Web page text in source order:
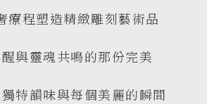
療程塑造精緻雕刻藝術品
與靈魂共鳴的那份完美
特韻味與每個美麗的瞬間